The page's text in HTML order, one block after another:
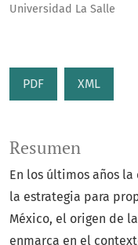
Universidad La Salle
PDF XML
Resumen
En los últimos años
la estrategia para
México, el origen de
enmarca en el